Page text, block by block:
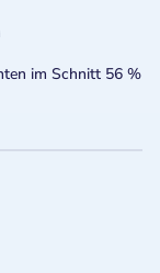
im Schnitt 56 %